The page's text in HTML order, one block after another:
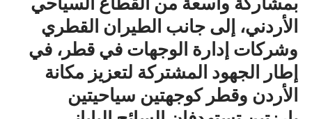
الأردني، إلى جانب الطيران القطري
وشركات إدارة الوجهات في قطر، في
إطار الجهود المشتركة لتعزيز مكانة
الأردن وقطر كوجهتين سياحيتين